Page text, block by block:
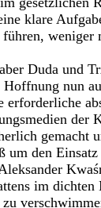
klare
weniger
Duda und
nun
erforderliche
der
gemacht
um den
im